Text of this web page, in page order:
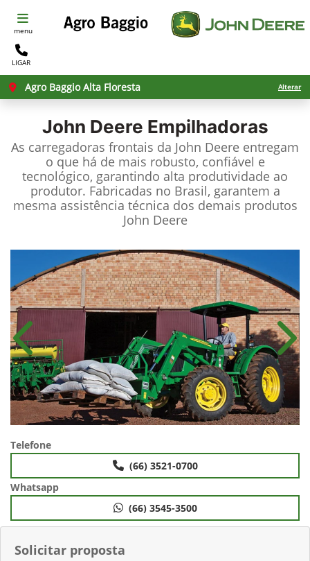
menu
LIGAR
Agro Baggio Alta Floresta Alterar
John Deere Empilhadoras
As carregadoras frontais da John Deere entregam
o que há de mais robusto, confiável e
tecnológico, garantindo alta produtividade ao
produtor. Fabricadas no Brasil, garantem a
mesma assistência técnica dos demais produtos
John Deere
Solicitar proposta
Anterior
Telefone
(66) 3521-0700
Whatsapp
(66) 3545-3500